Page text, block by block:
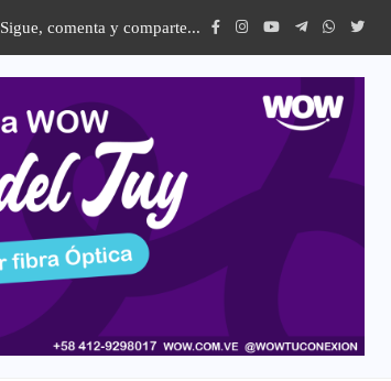
Sigue, comenta y comparte...